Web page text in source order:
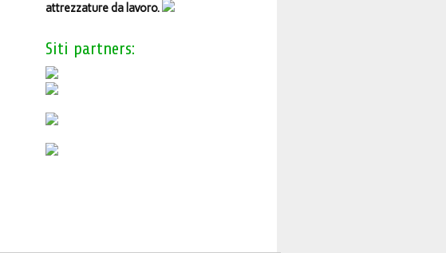
attrezzature da lavoro.
Siti partners: